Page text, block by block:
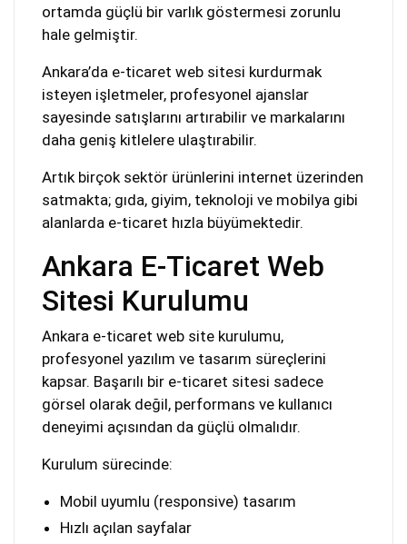
ortamda güçlü bir varlık göstermesi zorunlu
hale gelmiştir.
Ankara’da e-ticaret web sitesi kurdurmak
isteyen işletmeler, profesyonel ajanslar
sayesinde satışlarını artırabilir ve markalarını
daha geniş kitlelere ulaştırabilir.
Artık birçok sektör ürünlerini internet üzerinden
satmakta; gıda, giyim, teknoloji ve mobilya gibi
alanlarda e-ticaret hızla büyümektedir.
Ankara E-Ticaret Web
Sitesi Kurulumu
Ankara e-ticaret web site kurulumu,
profesyonel yazılım ve tasarım süreçlerini
kapsar. Başarılı bir e-ticaret sitesi sadece
görsel olarak değil, performans ve kullanıcı
deneyimi açısından da güçlü olmalıdır.
Kurulum sürecinde:
Mobil uyumlu (responsive) tasarım
Hızlı açılan sayfalar